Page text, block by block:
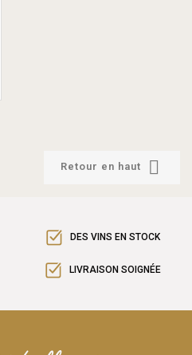
Retour en haut 
DES VINS EN STOCK
LIVRAISON SOIGNÉE